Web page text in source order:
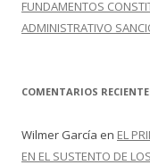
FUNDAMENTOS
ADMINISTRATIVO
COMENTARIOS
Wilmer García en EL
EN EL SUSTENTO DE